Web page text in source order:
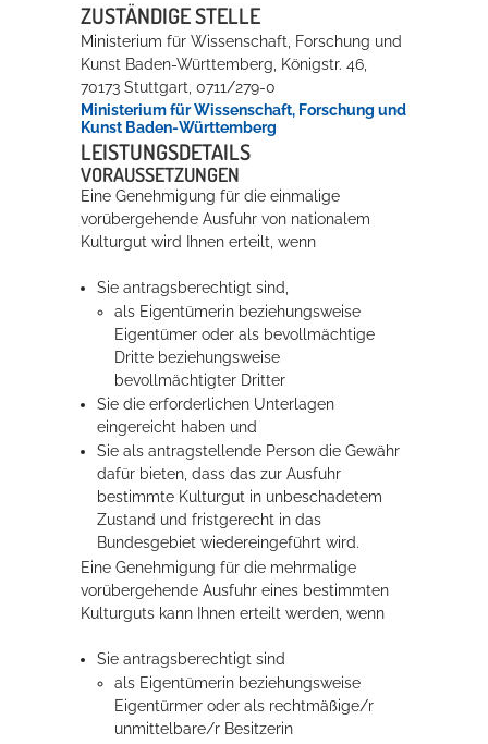
ZUSTÄNDIGE STELLE
Ministerium für Wissenschaft, Forschung und
Kunst Baden-Württemberg, Königstr. 46,
70173 Stuttgart, 0711/279-0
Ministerium für Wissenschaft, Forschung und
Kunst Baden-Württemberg
LEISTUNGSDETAILS
VORAUSSETZUNGEN
Eine Genehmigung für die einmalige
vorübergehende Ausfuhr von nationalem
Kulturgut wird Ihnen erteilt, wenn
Sie antragsberechtigt sind,
als Eigentümerin beziehungsweise
Eigentümer oder als bevollmächtige
Dritte beziehungsweise
bevollmächtigter Dritter
Sie die erforderlichen Unterlagen
eingereicht haben und
Sie als antragstellende Person die Gewähr
dafür bieten, dass das zur Ausfuhr
bestimmte Kulturgut in unbeschadetem
Zustand und fristgerecht in das
Bundesgebiet wiedereingeführt wird.
Eine Genehmigung für die mehrmalige
vorübergehende Ausfuhr eines bestimmten
Kulturguts kann Ihnen erteilt werden, wenn
Sie antragsberechtigt sind
als Eigentümerin beziehungsweise
Eigentürmer oder als rechtmäßige/r
unmittelbare/r Besitzerin